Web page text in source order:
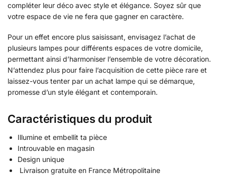
compléter leur déco avec style et élégance. Soyez sûr que
votre espace de vie ne fera que gagner en caractère.
Pour un effet encore plus saisissant, envisagez l’achat de
plusieurs lampes pour différents espaces de votre domicile,
permettant ainsi d’harmoniser l’ensemble de votre décoration.
N’attendez plus pour faire l’acquisition de cette pièce rare et
laissez-vous tenter par un achat lampe qui se démarque,
promesse d’un style élégant et contemporain.
Caractéristiques du produit
Illumine et embellit ta pièce
Introuvable en magasin
Design unique
Livraison gratuite en France Métropolitaine